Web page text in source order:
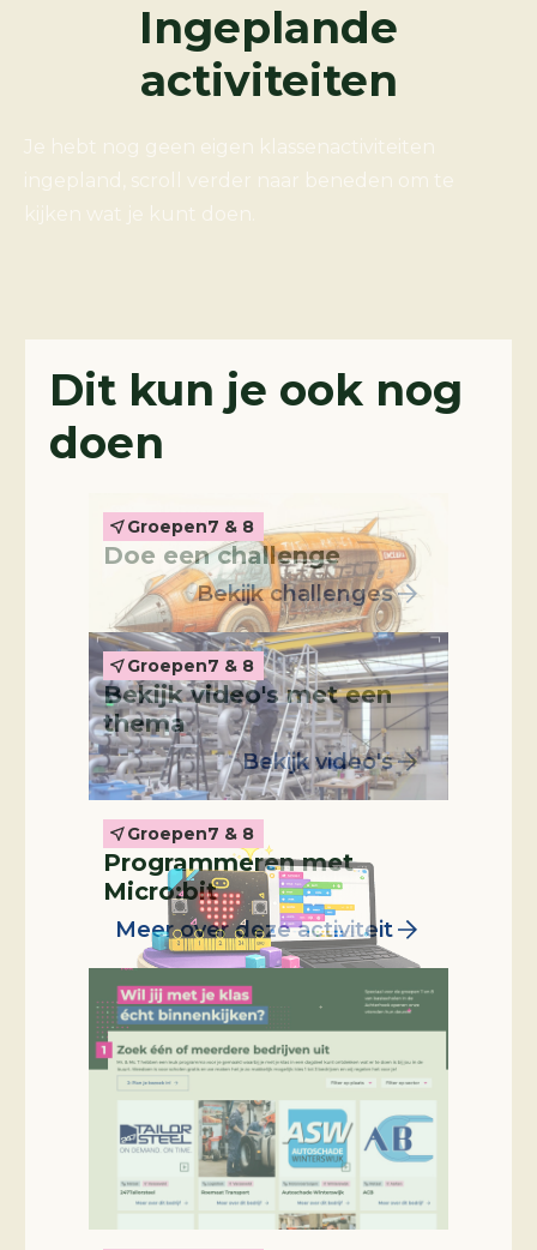
Ingeplande
activiteiten
Je hebt nog geen eigen klassenactiviteiten
ingepland, scroll verder naar beneden om te
kijken wat je kunt doen.
Dit kun je ook nog
doen
Groepen7 & 8
Doe een challenge
Bekijk challenges
Groepen7 & 8
Bekijk video's met een
thema
Bekijk video's
Leskist
Groepen7 & 8
Programmeren met
Micro:bit
Meer over deze activiteit